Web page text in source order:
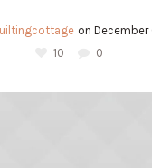
onDecember
10
0